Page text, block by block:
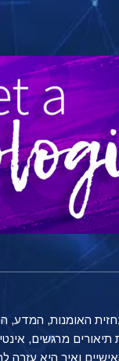
האומנות, המדע,
תיאורים מרגשים,